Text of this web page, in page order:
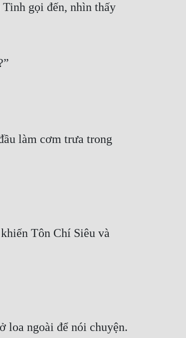
gọi đến, nhìn thấy
làm cơm trưa trong
Tôn Chí Siêu và
loa ngoài để nói chuyện.